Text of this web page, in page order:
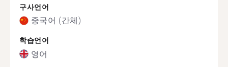
구사언어
중국어 (간체)
학습언어
영어